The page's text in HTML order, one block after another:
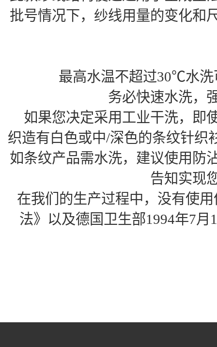
批号情况下，纱线用量的变化和
最高水温不超过30℃水洗
务必快速水洗，
如果您决定采用工业干洗，即
织造有白色或中/深色的条纹针织
如条纹产品需水洗，建议使用防
告知实现
在我们的生产过程中，没有使
法》以及德国卫生部1994年7